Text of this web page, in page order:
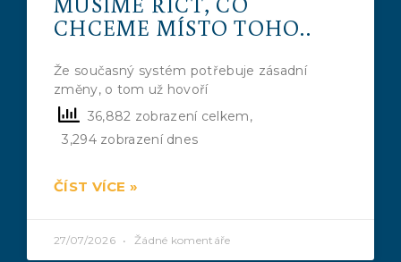
CHCEME MÍSTO TOHO..
Že současný systém potřebuje zásadní
změny, o tom už hovoří
36,882 zobrazení celkem,
3,294 zobrazení dnes
ČÍST VÍCE »
27/07/2026 Žádné komentáře